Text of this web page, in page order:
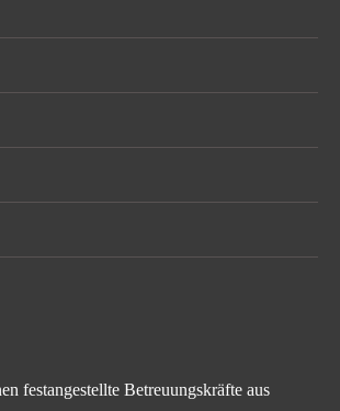
festangestellte Betreuungskräfte aus